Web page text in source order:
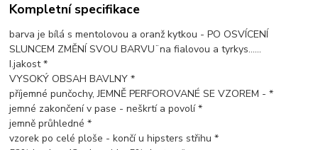
Kompletní specifikace
barva je bílá s mentolovou a oranž kytkou - PO OSVÍCENÍ
SLUNCEM ZMĚNÍ SVOU BARVU¨na fialovou a tyrkys......
I.jakost *
VYSOKÝ OBSAH BAVLNY *
příjemné punčochy, JEMNĚ PERFOROVANÉ SE VZOREM - *
jemné zakončení v pase - neškrtí a povolí *
jemně průhledné *
vzorek po celé ploše - končí u hipsters střihu *